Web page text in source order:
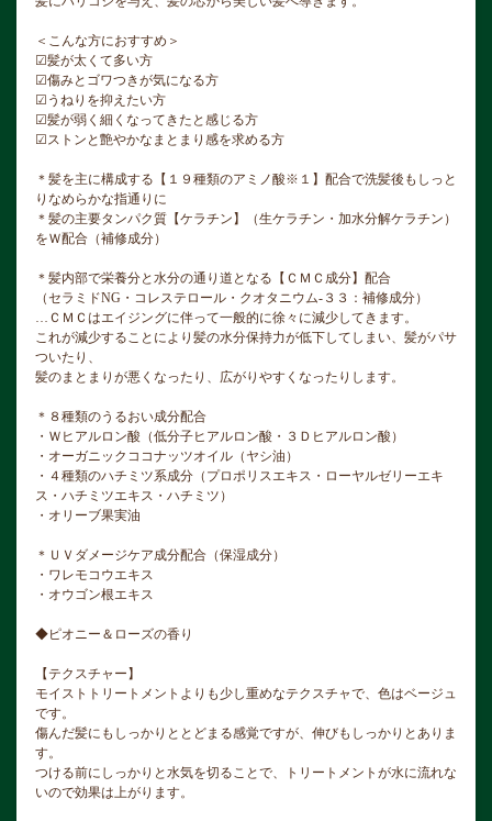
＜こんな方におすすめ＞
☑︎髪が太くて多い方
☑傷みとゴワつきが気になる方
☑うねりを抑えたい方
☑髪が弱く細くなってきたと感じる方
☑ストンと艶やかなまとまり感を求める方
＊髪を主に構成する【１９種類のアミノ酸※１】配合で洗髪後もしっと
りなめらかな指通りに
＊髪の主要タンパク質【ケラチン】（生ケラチン・加水分解ケラチン）
をＷ配合（補修成分）
＊髪内部で栄養分と水分の通り道となる【ＣＭＣ成分】配合
（セラミドNG・コレステロール・クオタニウム-３３：補修成分）
…ＣＭＣはエイジングに伴って一般的に徐々に減少してきます。
これが減少することにより髪の水分保持力が低下してしまい、髪がパサ
ついたり、
髪のまとまりが悪くなったり、広がりやすくなったりします。
＊８種類のうるおい成分配合
・Ｗヒアルロン酸（低分子ヒアルロン酸・３Ｄヒアルロン酸）
・オーガニックココナッツオイル（ヤシ油）
・４種類のハチミツ系成分（プロポリスエキス・ローヤルゼリーエキ
ス・ハチミツエキス・ハチミツ）
・オリーブ果実油
＊ＵＶダメージケア成分配合（保湿成分）
・ワレモコウエキス
・オウゴン根エキス
◆ピオニー＆ローズの香り
【テクスチャー】
モイストトリートメントよりも少し重めなテクスチャで、色はベージュ
です。
傷んだ髪にもしっかりととどまる感覚ですが、伸びもしっかりとありま
す。
つける前にしっかりと水気を切ることで、トリートメントが水に流れな
いので効果は上がります。